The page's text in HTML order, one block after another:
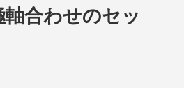
合わせのセッ